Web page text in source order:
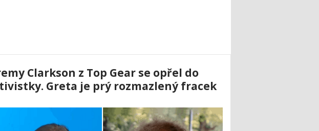
Clarkson z Top Gear se opřel do
Greta je prý rozmazlený fracek